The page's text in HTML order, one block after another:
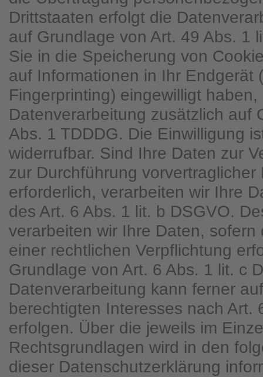
Drittstaaten erfolgt die
auf Grundlage von Art. 49 Abs. 1
Sie in die Speicherung von
auf Informationen in Ihr Endgerät
Fingerprinting) eingewilligt
Datenverarbeitung zusätzlich auf
Abs. 1 TDDDG. Die Einwilligung
widerrufbar. Sind Ihre Daten zur
zur Durchführung vorvertraglicher
erforderlich, verarbeiten wir Ihre
des Art. 6 Abs. 1 lit. b DSGVO.
verarbeiten wir Ihre Daten, sofern
einer rechtlichen Verpflichtung
Grundlage von Art. 6 Abs. 1 lit. c
Datenverarbeitung kann ferner
berechtigten Interesses nach Art.
erfolgen. Über die jeweils im
Rechtsgrundlagen wird in den
dieser Datenschutzerklärung